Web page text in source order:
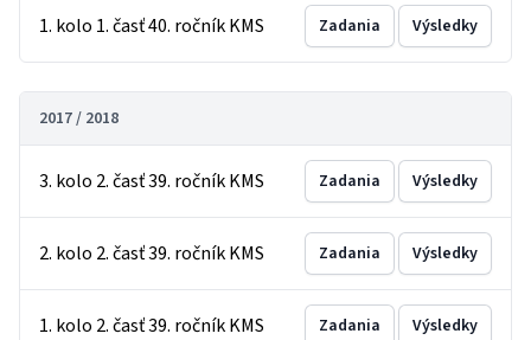
1. kolo 1. časť 40. ročník KMS Zadania Výsledky
2017 / 2018
3. kolo 2. časť 39. ročník KMS Zadania Výsledky
2. kolo 2. časť 39. ročník KMS Zadania Výsledky
1. kolo 2. časť 39. ročník KMS Zadania Výsledky